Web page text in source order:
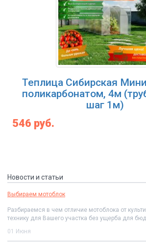
Теплица под
20*20,
Новости и статьи
Выбираем мотоблок
Разбираемся в чем отличие мотоблока от
технику для Вашего участка без ущерба для
01 Июня